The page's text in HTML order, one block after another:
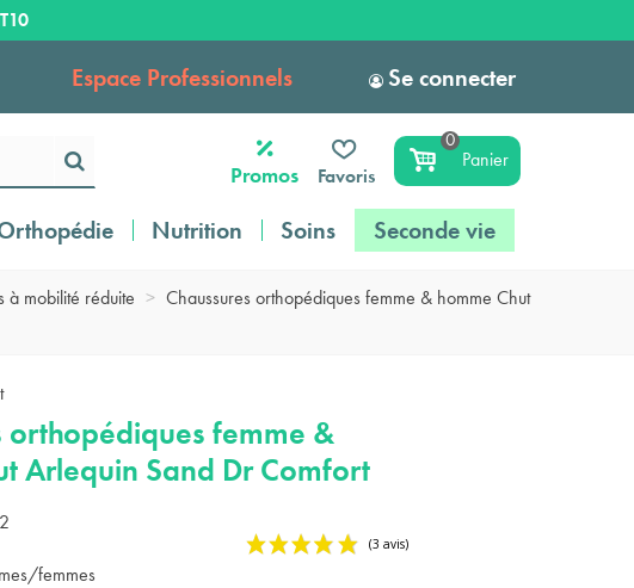
Espace Professionnels Se connecter
Promos Favoris
0
Panier
Nutrition Soins Seconde vie
à mobilité réduite > Chaussures orthopédiques femme & homme Chut
orthopédiques femme &
Arlequin Sand Dr Comfort
femmes